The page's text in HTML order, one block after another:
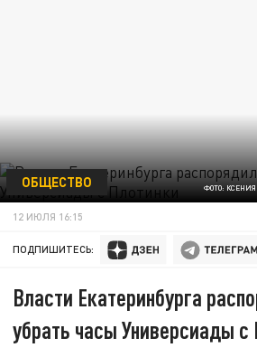
ФОТО: КСЕНИЯ
ОБЩЕСТВО
12 ИЮЛЯ 16:15
ПОДПИШИТЕСЬ:
Власти Екатеринбурга
убрать часы Универсиады с